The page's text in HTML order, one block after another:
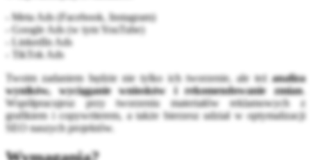
- Meta Ads (Facebook, Instagram)
- Google Ads (w tym YouTube)
- LinkedIn Ads
- TikTok Ads
Twoim zadaniem będzie nie tylko ich tworzenie, ale teżanaliza
wyników, wyciąganie wniosków i rekomendowanie zmian.
Współpracujesz przy tworzeniu materiałów reklamowych z
grafikiem i copywriterem, a także bierzesz udział w optymalizacji
SEO naszych projektów.